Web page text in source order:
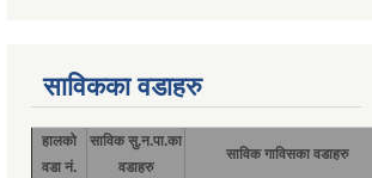
साविकका वडाहरु
हालको
वडा नं.
साविक सु.न.पा.का
वडाहरु
साविक गाविसका वडाहरु